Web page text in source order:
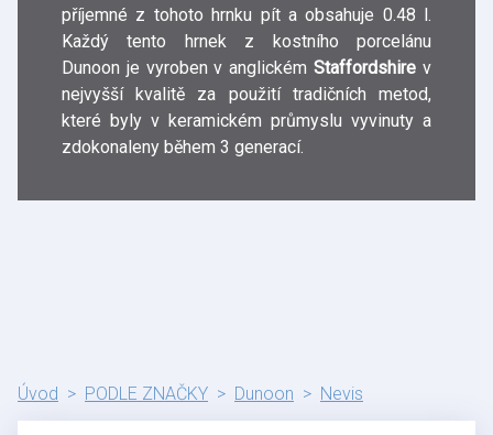
příjemné z tohoto hrnku pít a obsahuje 0.48 l.
Každý tento hrnek z kostního porcelánu
Dunoon je vyroben v anglickémStaffordshirev
nejvyšší kvalitě za použití tradičních metod,
které byly v keramickém průmyslu vyvinuty a
zdokonaleny během 3 generací.
Úvod PODLE ZNAČKY Dunoon Nevis